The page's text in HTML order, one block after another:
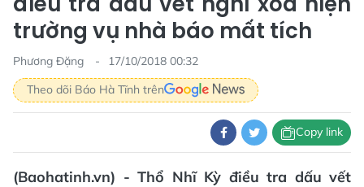
trường vụ nhà báo mất tích
Phương Đặng
17/10/2018 00:32
Theo dõi Báo Hà Tĩnh trên
Copy link
(Baohatinh.vn) - Thổ Nhĩ Kỳ điều tra dấu vết